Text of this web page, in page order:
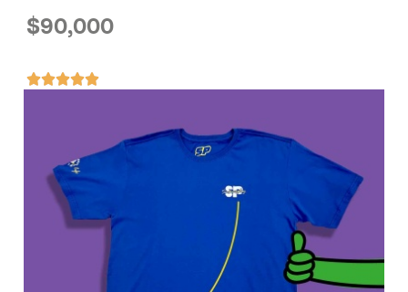
$90,000
